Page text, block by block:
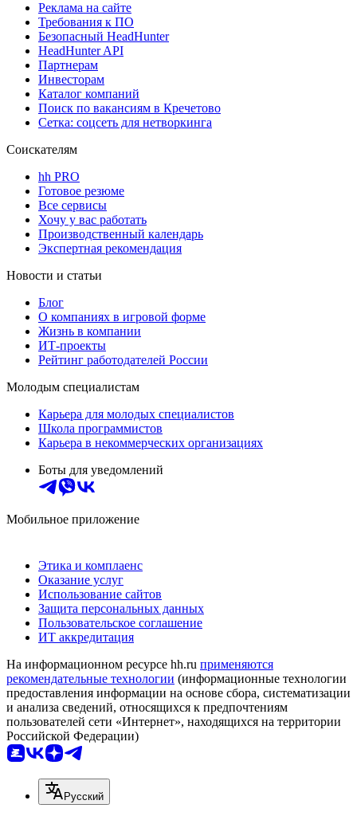
Реклама на сайте
Требования к ПО
Безопасный HeadHunter
HeadHunter API
Партнерам
Инвесторам
Каталог компаний
Поиск по вакансиям в Кречетово
Сетка: соцсеть для нетворкинга
Соискателям
hh PRO
Готовое резюме
Все сервисы
Хочу у вас работать
Производственный календарь
Экспертная рекомендация
Новости и статьи
Блог
О компаниях в игровой форме
Жизнь в компании
ИТ-проекты
Рейтинг работодателей России
Молодым специалистам
Карьера для молодых специалистов
Школа программистов
Карьера в некоммерческих организациях
Боты для уведомлений
Мобильное приложение
Этика и комплаенс
Оказание услуг
Использование сайтов
Защита персональных данных
Пользовательское соглашение
ИТ аккредитация
На информационном ресурсе hh.ru применяются
рекомендательные технологии (информационные технологии
предоставления информации на основе сбора, систематизации
и анализа сведений, относящихся к предпочтениям
пользователей сети «Интернет», находящихся на территории
Российской Федерации)
Русский